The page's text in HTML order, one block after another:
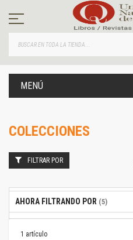
contenido
MENÚ
COLECCIONES
1 artículo
FILTRAR POR
AHORA FILTRANDO POR